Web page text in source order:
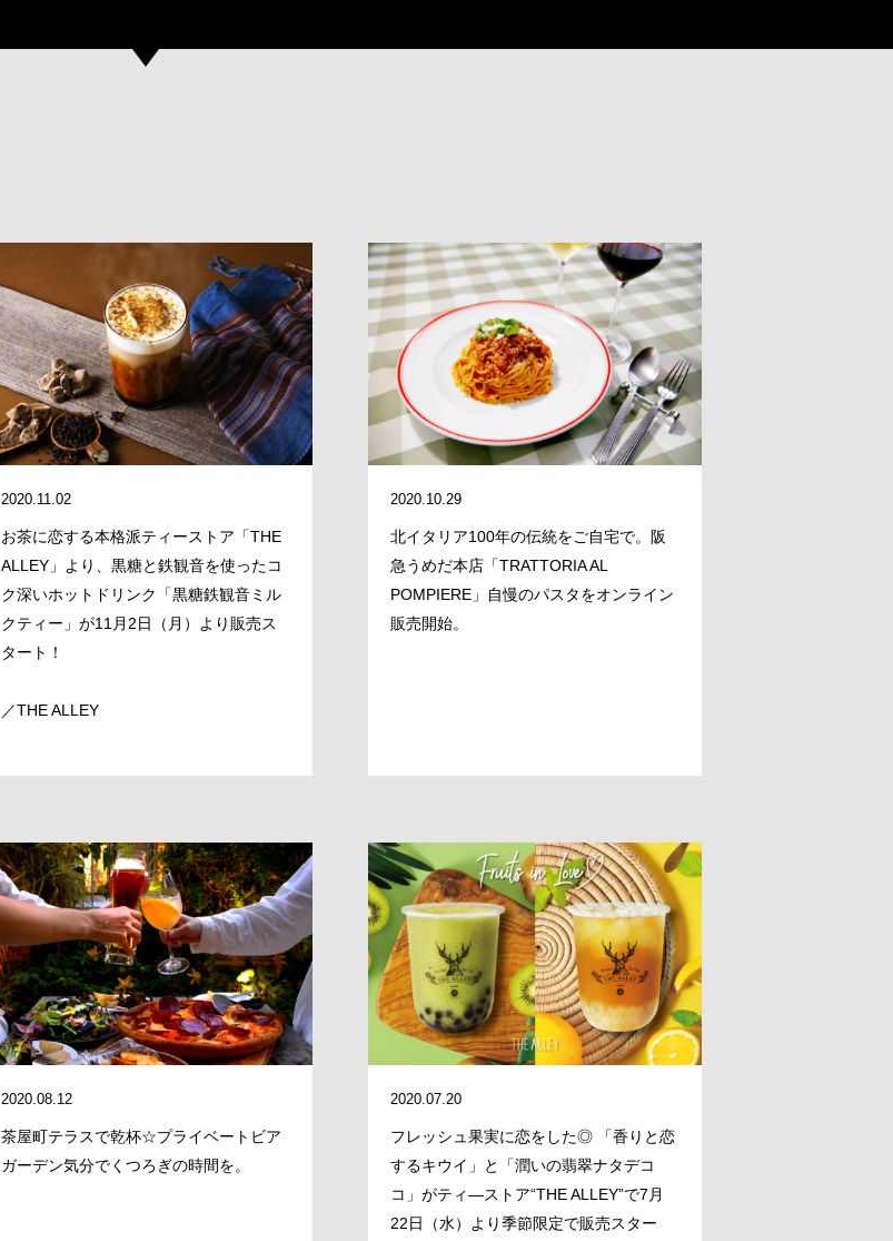
MESSAGE
COMPANY
BRAND/SHOP
DOMAIN
2020.11.02
お茶に恋する本格派ティーストア「THE
ALLEY」より、黒糖と鉄観音を使ったコ
ク深いホットドリンク「黒糖鉄観音ミル
クティー」が11月2日（月）より販売ス
タート！
／THE ALLEY
2020.10.29
北イタリア100年の伝統をご自宅で。阪
急うめだ本店「TRATTORIA AL
POMPIERE」自慢のパスタをオンライン
販売開始。
2020.08.12
茶屋町テラスで乾杯☆プライベートビア
ガーデン気分でくつろぎの時間を。
2020.07.20
フレッシュ果実に恋をした◎ 「香りと恋
するキウイ」と「潤いの翡翠ナタデコ
コ」がティ―ストア“THE ALLEY”で7月
22日（水）より季節限定で販売スター